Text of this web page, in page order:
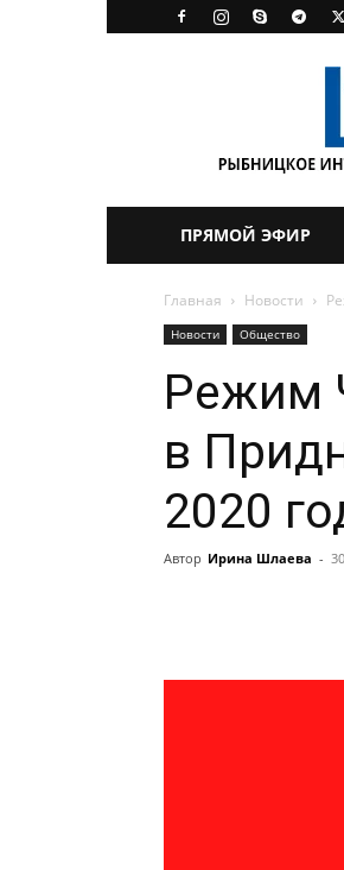
ПРЯМОЙ ЭФИР
Главная Новости
Новости Общество
Режим
в
2020
Автор Ирина Шлаева -